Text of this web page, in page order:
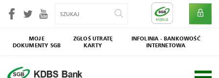
MOJE
DOKUMENTY SGB
ZGŁOŚ UTRATĘ
KARTY
INFOLINIA - BANKOWOŚĆ
INTERNETOWA